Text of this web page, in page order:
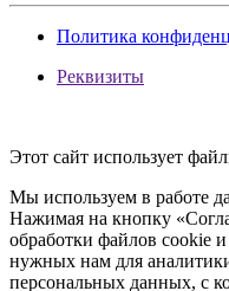
Политика
Реквизиты
Этот сайт использует
Мы используем в работе
Нажимая на кнопку
обработки файлов cookie
нужных нам для
персональных данных, с